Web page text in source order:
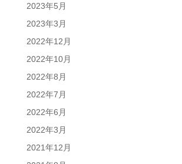
2023年5月
2023年3月
2022年12月
2022年10月
2022年8月
2022年7月
2022年6月
2022年3月
2021年12月